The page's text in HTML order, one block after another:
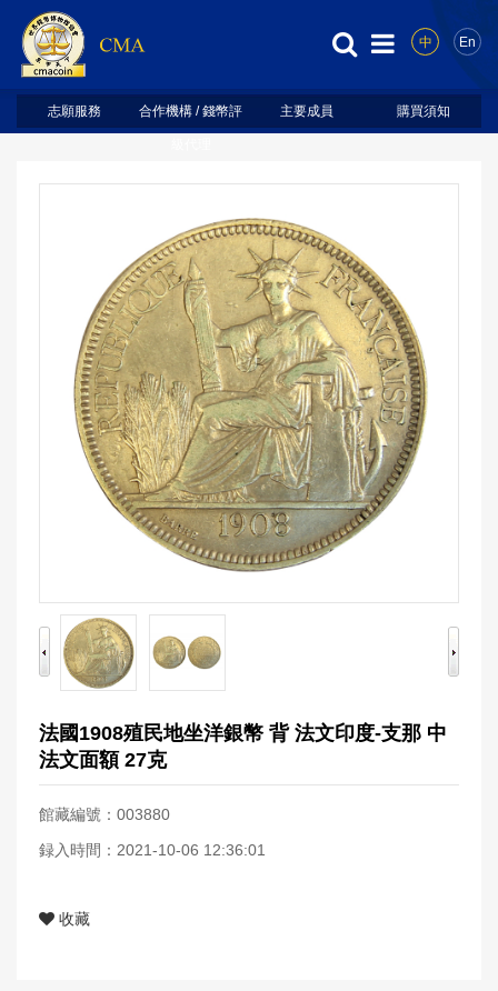
中 En
志願服務 合作機構 / 錢幣評 主要成員 購買須知
法國1908殖民地坐洋銀幣 背 法文印度-支那 中
法文面額 27克
館藏編號：003880
録入時間：2021-10-06 12:36:01
收藏